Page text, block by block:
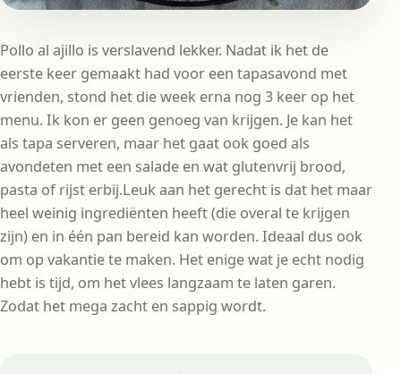
Pollo al ajillo is verslavend lekker. Nadat ik het de
eerste keer gemaakt had voor een tapasavond met
vrienden, stond het die week erna nog 3 keer op het
menu. Ik kon er geen genoeg van krijgen. Je kan het
als tapa serveren, maar het gaat ook goed als
avondeten met een salade en wat glutenvrij brood,
pasta of rijst erbij.Leuk aan het gerecht is dat het maar
heel weinig ingrediënten heeft (die overal te krijgen
zijn) en in één pan bereid kan worden. Ideaal dus ook
om op vakantie te maken. Het enige wat je echt nodig
hebt is tijd, om het vlees langzaam te laten garen.
Zodat het mega zacht en sappig wordt.